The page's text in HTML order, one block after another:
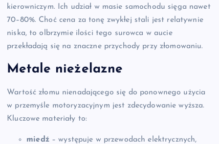
kierowniczym. Ich udział w masie samochodu sięga nawet
70–80%. Choć cena za tonę zwykłej stali jest relatywnie
niska, to olbrzymie ilości tego surowca w aucie
przekładają się na znaczne przychody przy złomowaniu.
Metale nieżelazne
Wartość złomu nienadającego się do ponownego użycia
w przemyśle motoryzacyjnym jest zdecydowanie wyższa.
Kluczowe materiały to:
miedź– występuje w przewodach elektrycznych,